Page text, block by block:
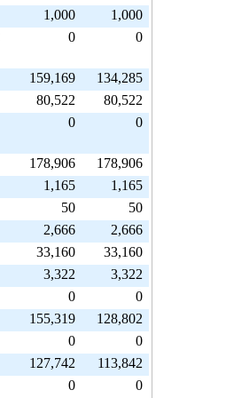
1,000
1,000
0 0
159,169
134,285
80,522
80,522
0 0
178,906
178,906
1,165
1,165
50
50
2,666
2,666
33,160
33,160
3,322
3,322
0
0
155,319
128,802
0
0
127,742
113,842
0 0